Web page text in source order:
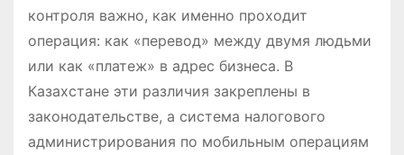
контроля важно, как именно проходит
операция: как «перевод» между двумя людьми
или как «платеж» в адрес бизнеса. В
Казахстане эти различия закреплены в
законодательстве, а система налогового
администрирования по мобильным операциям